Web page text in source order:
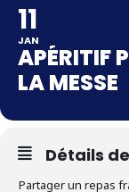
11
JAN
APÉRITIF
LA MESSE
Détails
Partager un repas